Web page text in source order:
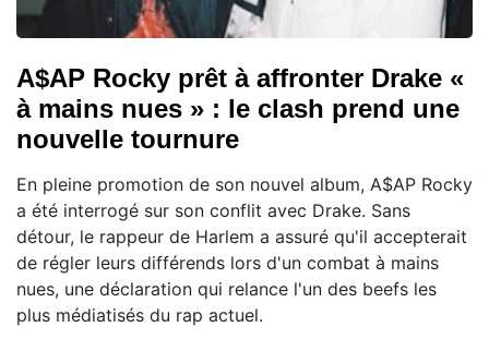
A$AP Rocky prêt à affronter Drake «
à mains nues » : le clash prend une
nouvelle tournure
En pleine promotion de son nouvel album, A$AP Rocky
a été interrogé sur son conflit avec Drake. Sans
détour, le rappeur de Harlem a assuré qu'il accepterait
de régler leurs différends lors d'un combat à mains
nues, une déclaration qui relance l'un des beefs les
plus médiatisés du rap actuel.